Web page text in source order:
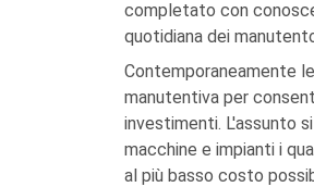
completato con
quotidiana dei
Contemporaneamente
manutentiva per
investimenti. L'assunto
macchine e impianti i
al più basso costo